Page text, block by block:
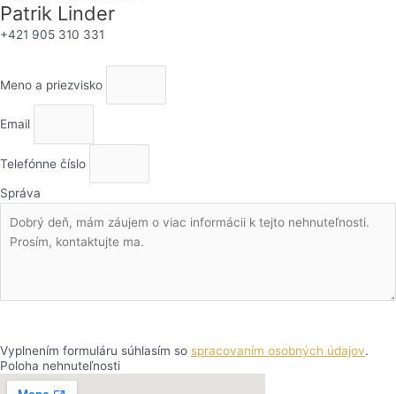
Patrik Linder
+421 905 310 331
Meno a priezvisko
Email
Telefónne číslo
Správa
Vyplnením formuláru súhlasím so spracovaním osobných údajov.
Poloha nehnuteľnosti